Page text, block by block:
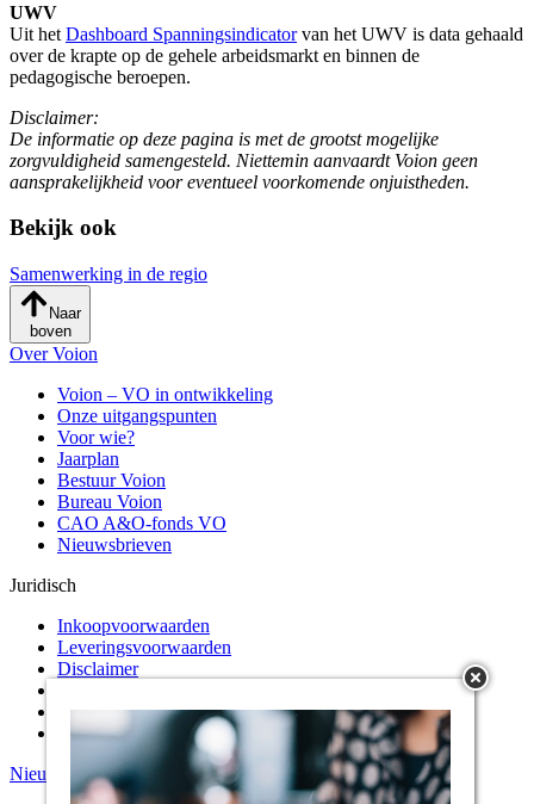
UWV
Uit het Dashboard Spanningsindicatorvan het UWV is data gehaald
over de krapte op de gehele arbeidsmarkt en binnen de
pedagogische beroepen.
Disclaimer:
De informatie op deze pagina is met de grootst mogelijke
zorgvuldigheid samengesteld. Niettemin aanvaardt Voion geen
aansprakelijkheid voor eventueel voorkomende onjuistheden.
Bekijk ook
Samenwerking in de regio
Naar
boven
Over Voion
Voion – VO in ontwikkeling
Onze uitgangspunten
Voor wie?
Jaarplan
Bestuur Voion
Bureau Voion
CAO A&O-fonds VO
Nieuwsbrieven
Juridisch
Inkoopvoorwaarden
Leveringsvoorwaarden
Disclaimer
KvK nummer
Privacystatement
Nieuws
Kernopgaven